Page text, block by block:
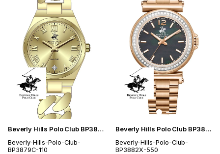
Beverly Hills Polo Club BP3879C.110 Kadın Kol Saati
Beverly-Hills-Polo-Club-
BP3879C-110
Beverly Hills Polo Club BP3882X.550 Kadın Kol Saati
Beverly-Hills-Polo-Club-
BP3882X-550